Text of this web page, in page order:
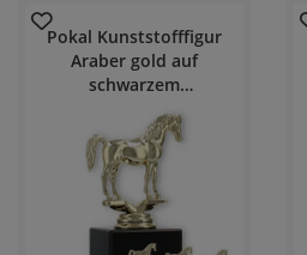
Pokal Kunststofffigur
Araber gold auf
schwarzem
Marmorsockel